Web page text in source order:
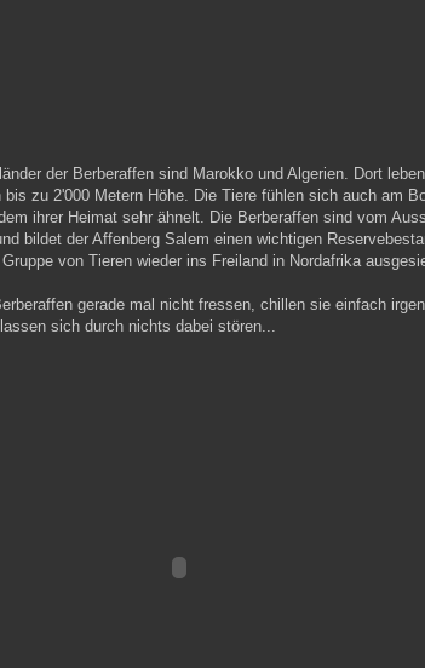
der Berberaffen sind Marokko und Algerien. Dort
bis zu 2'000 Metern Höhe. Die Tiere fühlen sich auch am
ihrer Heimat sehr ähnelt. Die Berberaffen sind vom
bildet der Affenberg Salem einen wichtigen
von Tieren wieder ins Freiland in Nordafrika
gerade mal nicht fressen, chillen sie einfach
sich durch nichts dabei stören...